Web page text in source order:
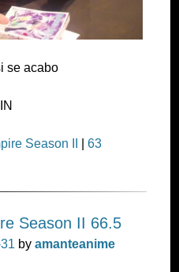
se acabo
Season II |63
Season II 66.5
by amanteanime